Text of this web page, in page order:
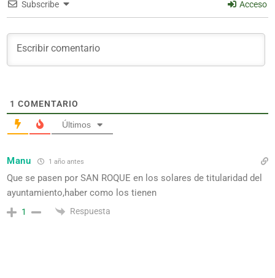
Subscribe Acceso
1 COMENTARIO
Últimos
Manu 1 año antes
Que se pasen por SAN ROQUE en los solares de titularidad del
ayuntamiento,haber como los tienen
1 Respuesta